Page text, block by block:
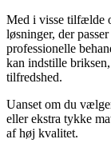
Med i visse tilfælde
løsninger, der
professionelle
kan indstille
tilfredshed.
Uanset om du
eller ekstra tykke
af høj kvalitet.